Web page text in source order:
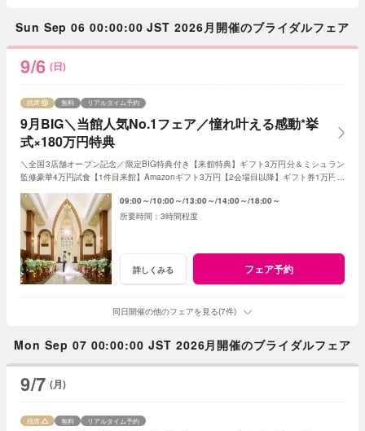
Sun Sep 06 00:00:00 JST 2026月開催のブライダルフェア
9/6 (日)
9月BIG＼当館人気No.1フェア／憧れ叶える感動*挙
式×180万円特典
残席 無料 リアルタイム予約
＼全国3店舗オープン記念／限定BIG特典付き【来館特典】ギフト3万円分＆ミシュラン
監修豪華4万円試食【1件目来館】Amazonギフト3万円【2会場目以降】ギフト券1万円プ
09:00～ 10:00～ 13:00～ 14:00～ 18:00～
3時間程度
詳しくみる フェア予約
同日開催の他のフェアを見る(7件)
Mon Sep 07 00:00:00 JST 2026月開催のブライダルフェア
9/7 (月)
残席 無料 リアルタイム予約